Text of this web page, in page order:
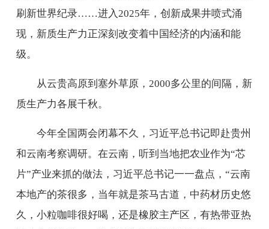
刷新世界纪录……进入2025年，创新成果井喷式涌
现，新质生产力正深刻改变着中国经济的内涵和能
级。
从云贵高原到塞外草原，2000多公里的间隔，新
质生产力各展千秋。
今年全国两会闭幕不久，习近平总书记即赴贵州
和云南考察调研。在云南，听到当地把农业作为“芯
片”产业来抓的做法，习近平总书记一一盘点，“云南
本地产的茶很多，当年就是茶马古道，中药材历史悠
久，小粒咖啡很好喝，还是橡胶主产区，有热带亚热